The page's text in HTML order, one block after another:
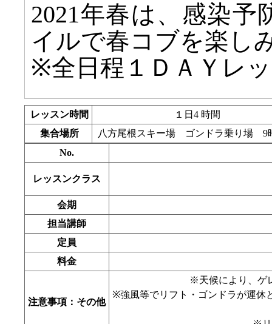
2021年春は、感染
イルで春コブを楽し
※全日程１ＤＡＹレ
レッスン時間
１日4 時間
集合場所
八方尾根スキー場 ゴンドラ乗り場 9
No.
レッスンクラス
会期
担当講師
定員
料金
注意事項：その他
※天候により、ゲ
※強風等でリフト・ゴンドラが運休